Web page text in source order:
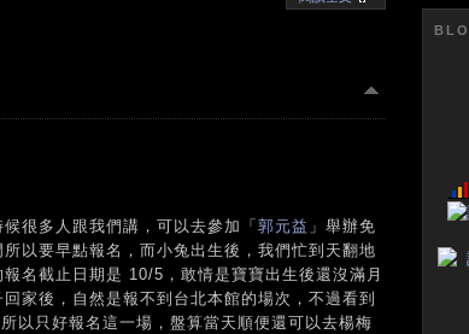
很多人跟我們講，可以去參加「 郭元益 」舉辦免
以要早點報名，而小兔出生後，我們忙到天翻地
名截止日期是 10/5，敢情是寶寶出生後還沒滿月
家後，自然是報不到台北本館的場次，不過看到
以只好報名這一場，盤算當天順便還可以去楊梅